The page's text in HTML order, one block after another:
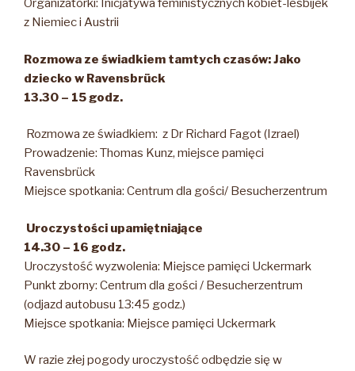
Organizatorki: Inicjatywa feministycznych kobiet-lesbijek
z Niemiec i Austrii
Rozmowa ze świadkiem tamtych czasów: Jako
dziecko w Ravensbrück
13.30 – 15 godz.
Rozmowa ze świadkiem: z Dr Richard Fagot (Izrael)
Prowadzenie: Thomas Kunz, miejsce pamięci
Ravensbrück
Miejsce spotkania: Centrum dla gości/ Besucherzentrum
Uroczystości upamiętniające
14.30 – 16 godz.
Uroczystość wyzwolenia: Miejsce pamięci Uckermark
Punkt zborny: Centrum dla gości / Besucherzentrum
(odjazd autobusu 13:45 godz.)
Miejsce spotkania: Miejsce pamięci Uckermark
W razie złej pogody uroczystość odbędzie się w